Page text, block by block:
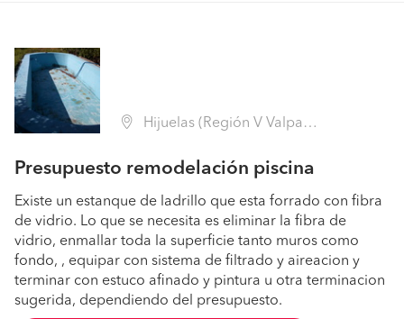
Hijuelas (Región V Valparaíso - Quillota)
Presupuesto remodelación piscina
Existe un estanque de ladrillo que esta forrado con fibra
de vidrio. Lo que se necesita es eliminar la fibra de
vidrio, enmallar toda la superficie tanto muros como
fondo, , equipar con sistema de filtrado y aireacion y
terminar con estuco afinado y pintura u otra terminacion
sugerida, dependiendo del presupuesto.